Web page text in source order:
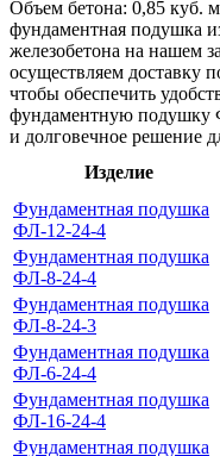
Объем бетона: 0,85 куб.
фундаментная подушка
железобетона на нашем
осуществляем доставку
чтобы обеспечить
фундаментную подушку
и долговечное решение
Изделие
Фундаментная подушка
ФЛ-12-24-4
Фундаментная подушка
ФЛ-8-24-4
Фундаментная подушка
ФЛ-8-24-3
Фундаментная подушка
ФЛ-6-24-4
Фундаментная подушка
ФЛ-16-24-4
Фундаментная подушка